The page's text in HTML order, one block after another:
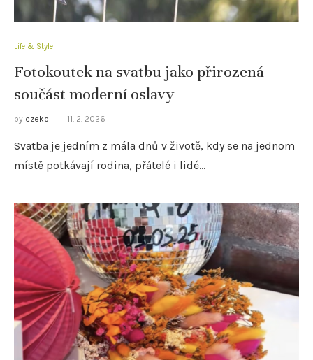
Life & Style
Fotokoutek na svatbu jako přirozená
součást moderní oslavy
by czeko 11. 2. 2026
Svatba je jedním z mála dnů v životě, kdy se na jednom
místě potkávají rodina, přátelé i lidé…